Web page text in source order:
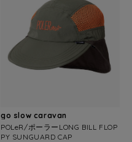
go slow caravan
POLeR/ポーラーLONG BILL FLOP
PY SUNGUARD CAP